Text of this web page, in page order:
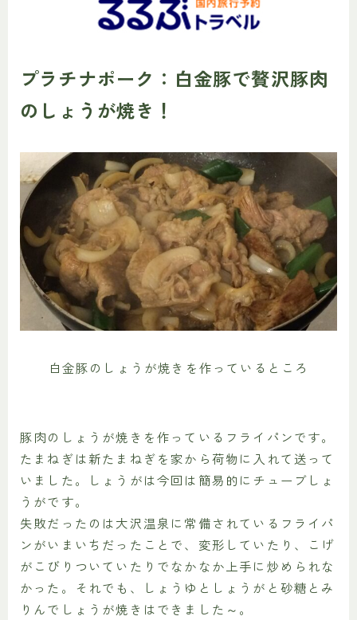
プラチナポーク：白金豚で贅沢豚肉
のしょうが焼き！
白金豚のしょうが焼きを作っているところ
豚肉のしょうが焼きを作っているフライパンです。
たまねぎは新たまねぎを家から荷物に入れて送って
いました。しょうがは今回は簡易的にチューブしょ
うがです。
失敗だったのは大沢温泉に常備されているフライパ
ンがいまいちだったことで、変形していたり、こげ
がこびりついていたりでなかなか上手に炒められな
かった。それでも、しょうゆとしょうがと砂糖とみ
りんでしょうが焼きはできました～。